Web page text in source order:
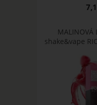
MALINOVÁ
shake&vape